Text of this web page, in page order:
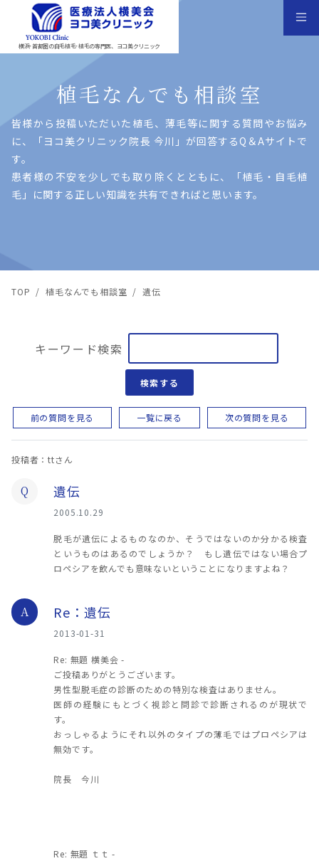
横浜･首都圏の自毛植毛･植毛の専門医、ヨコ美クリニック
植毛なんでも相談室
皆様から投稿いただいた植⽑、薄⽑等に関する質問やお悩み
に、「ヨコ美クリニック院⻑ 今川」が回答するQ＆Aサイトで
す。
患者様の不安を少しでも取り除くとともに、「植⽑・⾃⽑植
⽑」に関する正しい知識を共有できればと思います。
TOP / 植毛なんでも相談室 / 遺伝
キーワード検索
検索する
前の質問を見る 一覧に戻る 次の質問を見る
投稿者：ttさん
Q 遺伝
2005.10.29
脱毛が遺伝によるものなのか、そうではないのか分かる検査
というものはあるのでしょうか？ もし遺伝ではない場合プ
ロペシアを飲んでも意味ないということになりますよね？
A Re：遺伝
2013-01-31
Re: 無題 横美会 -
ご投稿ありがとうございます。
男性型脱毛症の診断のための特別な検査はありません。
医師の経験にもとづく視診と問診で診断されるのが現状で
す。
おっしゃるようにそれ以外のタイプの薄毛ではプロペシアは
無効です。
院長 今川
Re: 無題 ｔｔ -